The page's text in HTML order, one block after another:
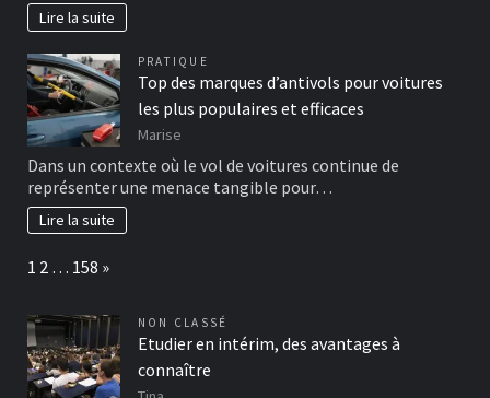
Lire la suite
PRATIQUE
Top des marques d’antivols pour voitures
les plus populaires et efficaces
Marise
Dans un contexte où le vol de voitures continue de
représenter une menace tangible pour…
Lire la suite
Page:
1 2 … 158 Next
»
NON CLASSÉ
Etudier en intérim, des avantages à
connaître